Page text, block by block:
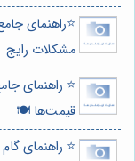
⭐️راهنمای
مشکلات رایج
⭐️ راهنمای
قیمت‌ها 🍽️
⭐️ راهنمای